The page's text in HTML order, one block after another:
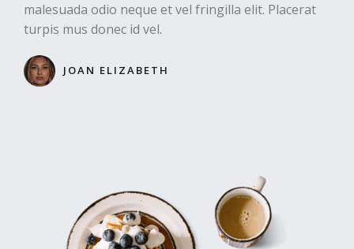
malesuada odio neque et vel fringilla elit. Placerat
turpis mus donec id vel.​
JOAN ELIZABETH​